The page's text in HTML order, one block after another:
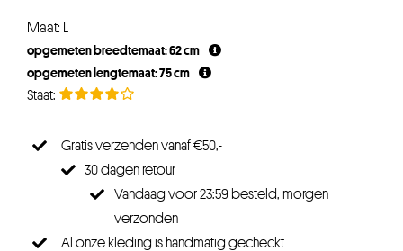
Maat: L
opgemeten breedtemaat: 62 cm
opgemeten lengtemaat: 75 cm
Gratis verzenden vanaf €50,-
30 dagen retour
Vandaag voor 23:59 besteld, morgen
verzonden
Al onze kleding is handmatig gecheckt